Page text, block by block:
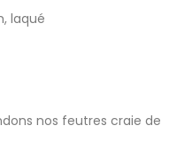
laqué
nos feutres craie de